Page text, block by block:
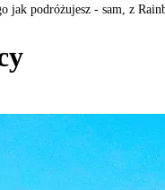
jak podróżujesz - sam, z